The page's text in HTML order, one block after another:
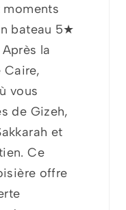
bateau 5★
la
Caire,
vous
de Gizeh,
et
Ce
offre